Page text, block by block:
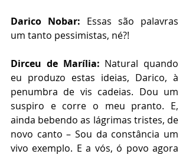
Darico Nobar: Essas são palavras
um tanto pessimistas, né?!
Dirceu de Marília: Natural quando
eu produzo estas ideias, Darico, à
penumbra de vis cadeias. Dou um
suspiro e corre o meu pranto. E,
ainda bebendo as lágrimas tristes, de
novo canto – Sou da constância um
vivo exemplo. E a vós, ó povo agora